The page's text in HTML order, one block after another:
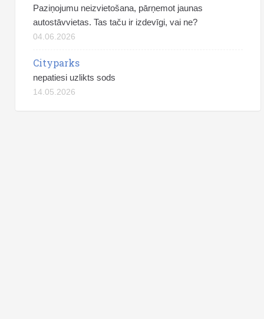
Paziņojumu neizvietošana, pārņemot jaunas
autostāvvietas. Tas taču ir izdevīgi, vai ne?
04.06.2026
Cityparks
nepatiesi uzlikts sods
14.05.2026